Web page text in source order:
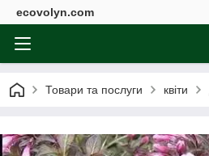
ecovolyn.com
Товари та послуги квіти